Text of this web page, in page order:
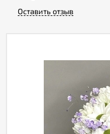
Акции
оформить
Оставить отзыв